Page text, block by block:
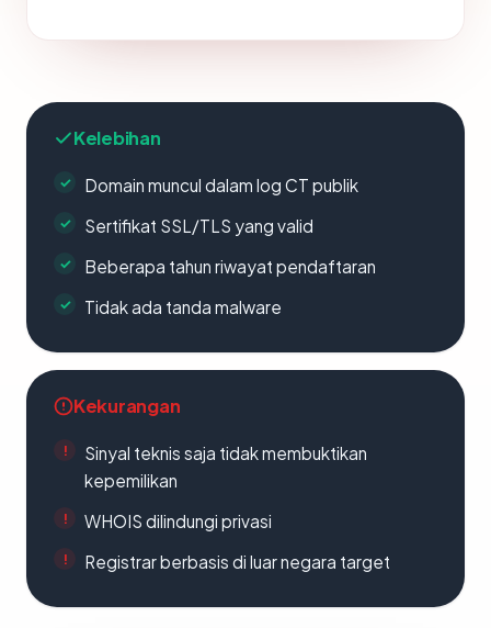
Kelebihan
Domain muncul dalam log CT publik
Sertifikat SSL/TLS yang valid
Beberapa tahun riwayat pendaftaran
Tidak ada tanda malware
Kekurangan
Sinyal teknis saja tidak membuktikan
kepemilikan
WHOIS dilindungi privasi
Registrar berbasis di luar negara target